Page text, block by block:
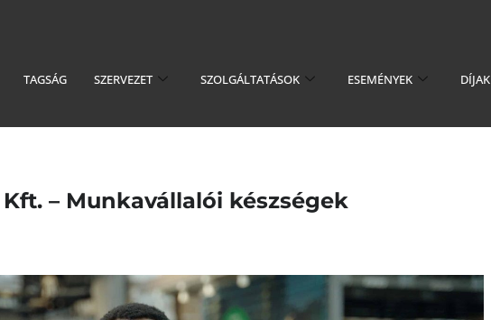
TAGSÁG SZERVEZET SZOLGÁLTATÁSOK ESEMÉNYEK DÍJAK
– Munkavállalói készségek